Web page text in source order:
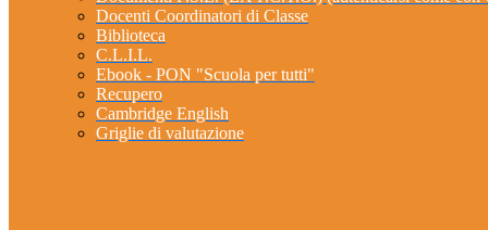
Docenti Coordinatori di Classe
Biblioteca
C.L.I.L.
Ebook - PON "Scuola per tutti"
Recupero
Cambridge English
Griglie di valutazione